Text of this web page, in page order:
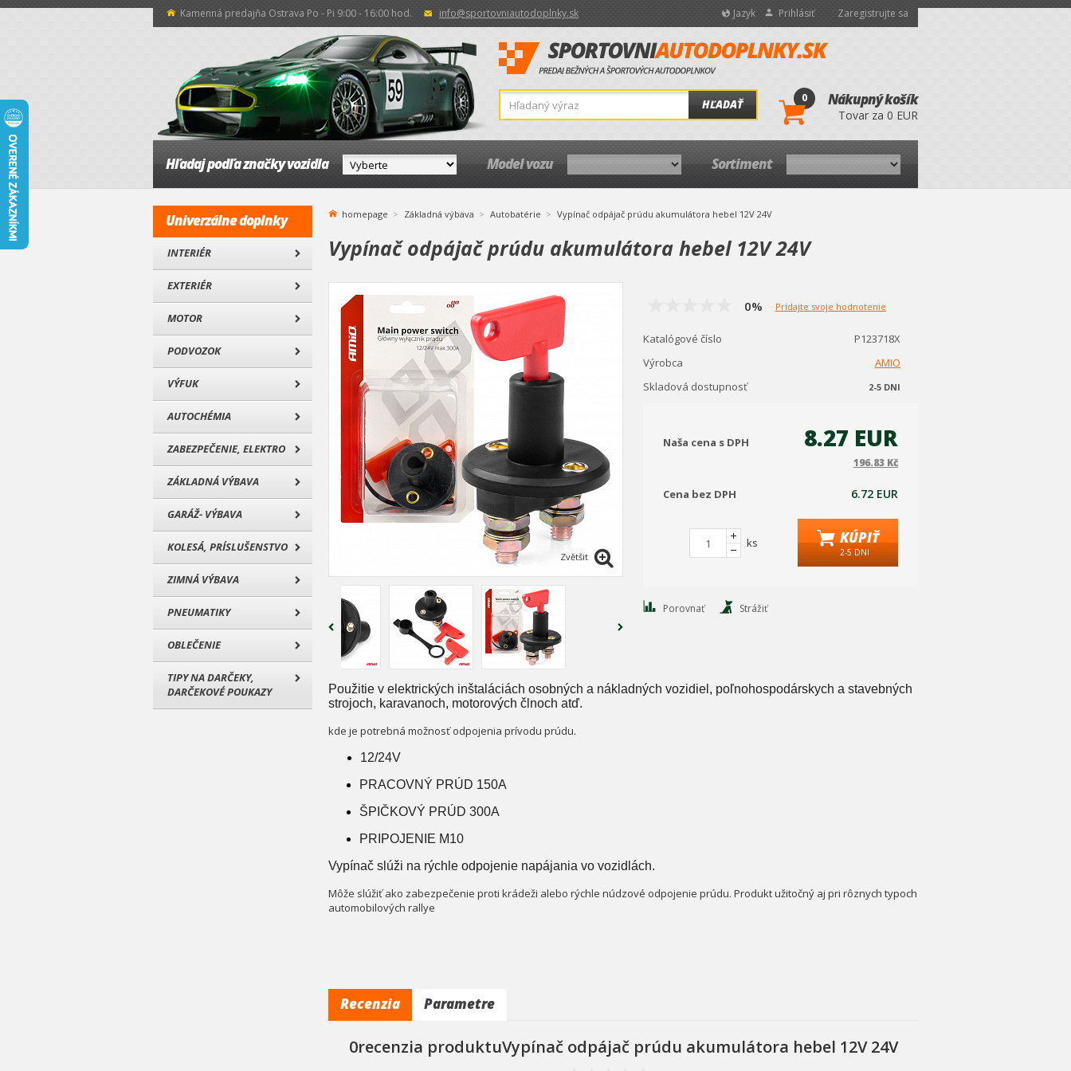
Kamenná predajňa Ostrava Po - Pi 9:00 - 16:00 hod. info@sportovniautodoplnky.sk Jazyk Prihlásiť Zaregistrujte sa
HĽADAŤ 0 Nákupný košík
Tovar za 0 EUR
Hľadaj podľa značky vozidla Model vozu Sortiment
Univerzálne doplnky
INTERIÉR
EXTERIÉR
MOTOR
PODVOZOK
VÝFUK
AUTOCHÉMIA
ZABEZPEČENIE, ELEKTRO
ZÁKLADNÁ VÝBAVA
GARÁŽ- VÝBAVA
KOLESÁ, PRÍSLUŠENSTVO
ZIMNÁ VÝBAVA
PNEUMATIKY
OBLEČENIE
TIPY NA DARČEKY,
DARČEKOVÉ POUKAZY
homepage Základná výbava Autobatérie Vypínač odpájač prúdu akumulátora hebel 12V 24V
Vypínač odpájač prúdu akumulátora hebel 12V 24V
Zvětšit
0% Pridajte svoje hodnotenie
Katalógové číslo
P123718X
Výrobca
AMIO
Skladová dostupnosť
2-5 DNI
Naša cena s DPH 8.27 EUR
196.83 Kč
Cena bez DPH 6.72 EUR
ks KÚPIŤ
2-5 DNI
Porovnať Strážiť
Použitie v elektrických inštaláciách osobných a nákladných vozidiel, poľnohospodárskych a stavebných
strojoch, karavanoch, motorových člnoch atď.
kde je potrebná možnosť odpojenia prívodu prúdu.
12/24V
PRACOVNÝ PRÚD 150A
ŠPIČKOVÝ PRÚD 300A
PRIPOJENIE M10
Vypínač slúži na rýchle odpojenie napájania vo vozidlách.
Môže slúžiť ako zabezpečenie proti krádeži alebo rýchle núdzové odpojenie prúdu. Produkt užitočný aj pri rôznych typoch
automobilových rallye
Recenzia Parametre
0recenzia produktuVypínač odpájač prúdu akumulátora hebel 12V 24V